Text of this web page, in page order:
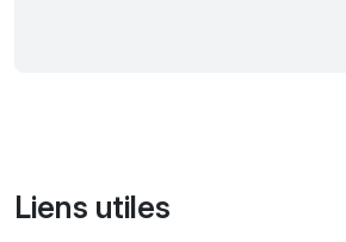
Liens utiles